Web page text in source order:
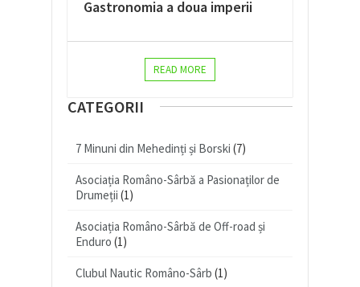
Gastronomia a doua imperii
READ MORE
CATEGORII
7 Minuni din Mehedinți și Borski (7)
Asociația Româno-Sârbă a Pasionaților de
Drumeții (1)
Asociația Româno-Sârbă de Off-road și
Enduro (1)
Clubul Nautic Româno-Sârb (1)